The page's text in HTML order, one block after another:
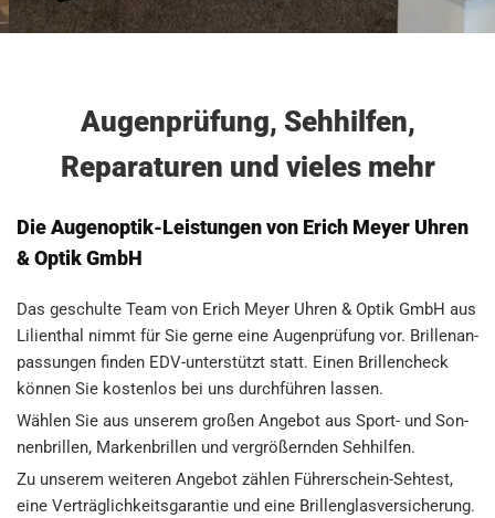
Augenprüfung, Sehhilfen,
Reparaturen und vieles mehr
Die Augenoptik-Leistungen von Erich Meyer Uhren
& Optik GmbH
Das ge­schul­te Team von Erich Meyer Uhren & Optik GmbH aus
Li­li­en­thal nimmt für Sie gerne eine Au­gen­prü­fung vor. Bril­len­an­
pas­sun­gen fin­den EDV-un­ter­stützt statt. Einen Bril­len­check
kön­nen Sie kos­ten­los bei uns durch­füh­ren las­sen.
Wäh­len Sie aus un­se­rem gro­ßen An­ge­bot aus Sport- und Son­
nen­bril­len, Mar­ken­bril­len und ver­grö­ßern­den Seh­hil­fen.
Zu un­se­rem wei­te­ren An­ge­bot zäh­len Füh­rer­schein-Seh­test,
eine Ver­träg­lich­keits­ga­ran­tie und eine Bril­len­glas­ver­si­che­rung.